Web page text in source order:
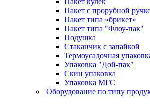
Пакет с прорубной
Пакет типа «брикет»
Пакет типа "Флоу-пак"
Подушка
Стаканчик с запайкой
Термоусадочная
Упаковка "Дой-пак"
Скин упаковка
Упаковка МГС
Оборудование по типу